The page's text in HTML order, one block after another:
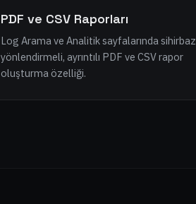
PDF ve CSV Raporları
Log Arama ve Analitik sayfalarında sihirbaz
yönlendirmeli, ayrıntılı PDF ve CSV rapor
oluşturma özelliği.